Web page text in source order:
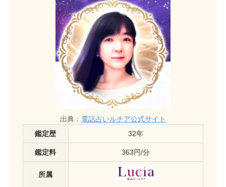
出典： 電話占いルチア公式サイト
鑑定歴
32年
鑑定料 363円/分
所属